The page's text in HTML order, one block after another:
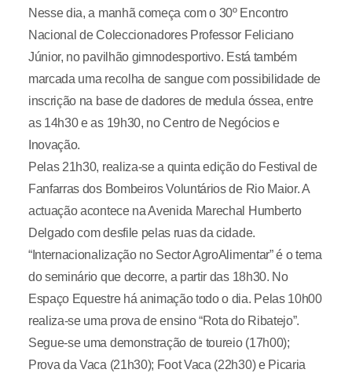
Nesse dia, a manhã começa com o 30º Encontro
Nacional de Coleccionadores Professor Feliciano
Júnior, no pavilhão gimnodesportivo. Está também
marcada uma recolha de sangue com possibilidade de
inscrição na base de dadores de medula óssea, entre
as 14h30 e as 19h30, no Centro de Negócios e
Inovação.
Pelas 21h30, realiza-se a quinta edição do Festival de
Fanfarras dos Bombeiros Voluntários de Rio Maior. A
actuação acontece na Avenida Marechal Humberto
Delgado com desfile pelas ruas da cidade.
“Internacionalização no Sector AgroAlimentar” é o tema
do seminário que decorre, a partir das 18h30. No
Espaço Equestre há animação todo o dia. Pelas 10h00
realiza-se uma prova de ensino “Rota do Ribatejo”.
Segue-se uma demonstração de toureio (17h00);
Prova da Vaca (21h30); Foot Vaca (22h30) e Picaria